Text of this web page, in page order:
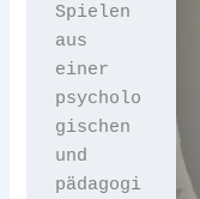
Spielen
aus
einer
psycholo
gischen
und
pädagogi